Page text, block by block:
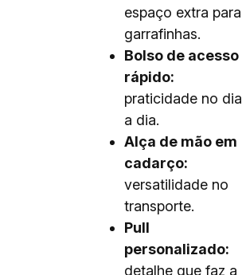
espaço extra para
garrafinhas.
Bolso de acesso
rápido:
praticidade no dia
a dia.
Alça de mão em
cadarço:
versatilidade no
transporte.
Pull
personalizado:
detalhe que faz a